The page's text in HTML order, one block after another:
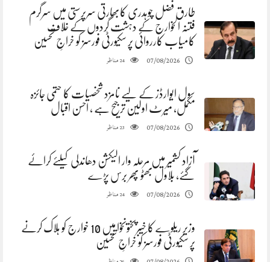
طارق فضل چوہدری کابھارتی سرپرستی میں سرگرم
فتنہ الخوارج کے دہشت گردوں کے خلاف
کامیاب کارروائی پر سکیورٹی فورسز کو خراجِ تحسین
07/08/2026
24مناظر
سول ایوارڈز کے لیے نامزد شخصیات کا حتمی جائزہ
مکمل، میرٹ اولین ترجیح ہے ، احسن اقبال
07/08/2026
23مناظر
آزاد کشمیر میں مرحلہ وار الیکشن دھاندلی کیلئے کرائے
گئے، بلاول بھٹو پھر برس پڑے
07/08/2026
24مناظر
وزیر ریلوے کا خیبرپختونخوا میں 10 خوارج کو ہلاک کرنے
پر سکیورٹی فورسز کو خراجِ تحسین